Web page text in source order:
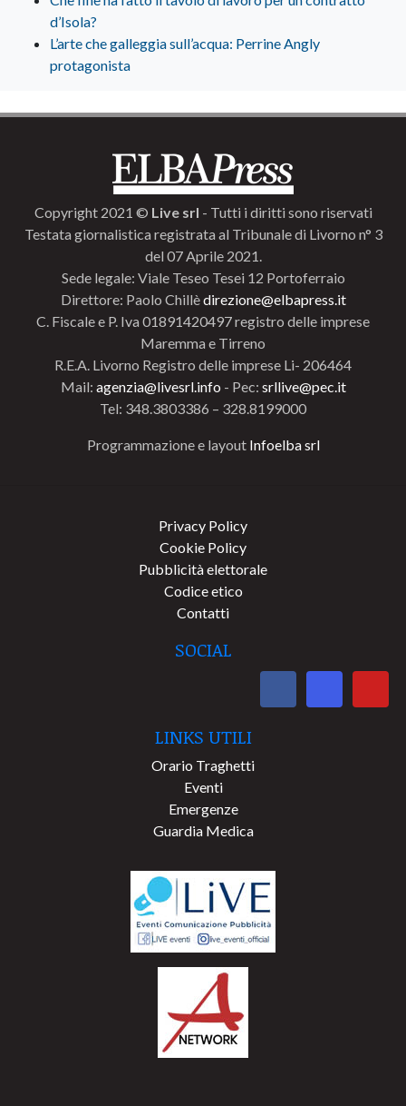
d’Isola?
L’arte che galleggia sull’acqua: Perrine Angly
protagonista
Copyright 2021 © Live srl - Tutti i diritti sono riservati
Testata giornalistica registrata al Tribunale di Livorno n° 3
del 07 Aprile 2021.
Sede legale: Viale Teseo Tesei 12 Portoferraio
Direttore: Paolo Chillèdirezione@elbapress.it
C. Fiscale e P. Iva 01891420497 registro delle imprese
Maremma e Tirreno
R.E.A. Livorno Registro delle imprese Li- 206464
Mail: agenzia@livesrl.info - Pec: srllive@pec.it
Tel: 348.3803386 – 328.8199000
Programmazione e layout Infoelba srl
Privacy Policy
Cookie Policy
Pubblicità elettorale
Codice etico
Contatti
SOCIAL
LINKS UTILI
Orario Traghetti
Eventi
Emergenze
Guardia Medica